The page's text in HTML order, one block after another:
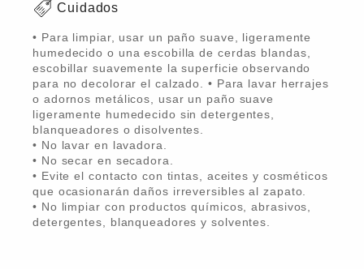
Cuidados
• Para limpiar, usar un paño suave, ligeramente
humedecido o una escobilla de cerdas blandas,
escobillar suavemente la superficie observando
para no decolorar el calzado. • Para lavar herrajes
o adornos metálicos, usar un paño suave
ligeramente humedecido sin detergentes,
blanqueadores o disolventes.
• No lavar en lavadora.
• No secar en secadora.
• Evite el contacto con tintas, aceites y cosméticos
que ocasionarán daños irreversibles al zapato.
• No limpiar con productos químicos, abrasivos,
detergentes, blanqueadores y solventes.